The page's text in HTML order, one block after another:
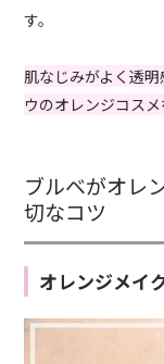
す。
肌なじみがよく透
ウのオレンジコス
ブルベがオレ
切なコツ
オレンジメイ